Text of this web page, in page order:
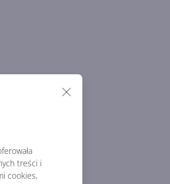
treści i
cookies,